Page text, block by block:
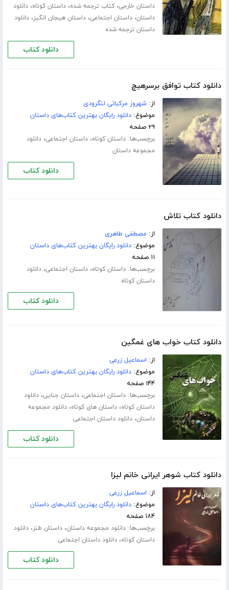
داستان خارجی،کتاب ترجمه شده،داستان کوتاه،دانلود
داستان،داستان اجتماعی،داستان هیجان انگیز،دانلود
داستان ترجمه شده
دانلود کتاب
دانلود کتاب توافق برسرهیچ
از:شهروز مرکباتی لنگرودی
موضوع:دانلود رایگان بهترین کتاب‌های داستان
۲۹ صفحه
برچسب‌ها:داستان کوتاه،داستان اجتماعی،دانلود
مجموعه داستان
دانلود کتاب
دانلود کتاب تلاش
از: مصطفی طاهری
موضوع:دانلود رایگان بهترین کتاب‌های داستان
۱۱ صفحه
برچسب‌ها:داستان کوتاه،داستان اجتماعی،دانلود
داستان کوتاه
دانلود کتاب
دانلود کتاب خواب های غمگین
از: اسماعیل زرعی
موضوع:دانلود رایگان بهترین کتاب‌های داستان
۱۴۴ صفحه
برچسب‌ها:داستان اجتماعی،داستان جنایی،دانلود
داستان کوتاه،داستان های کوتاه،دانلود مجموعه
داستان،دانلود داستان اجتماعی
دانلود کتاب
دانلود کتاب شوهر ایرانی خانم لیزا
از: اسماعیل زرعی
موضوع:دانلود رایگان بهترین کتاب‌های داستان
۱۸۴ صفحه
برچسب‌ها:دانلود مجموعه داستان،داستان طنز،دانلود
داستان کوتاه،دانلود داستان اجتماعی
دانلود کتاب